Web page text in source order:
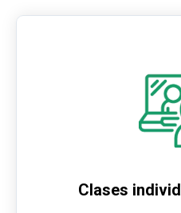
Clases